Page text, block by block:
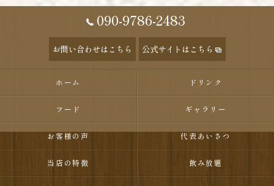
090-9786-2483
お問い合わせはこちら 公式サイトはこちら
ホーム ドリンク
フード ギャラリー
お客様の声 代表あいさつ
当店の特徴 飲み放題